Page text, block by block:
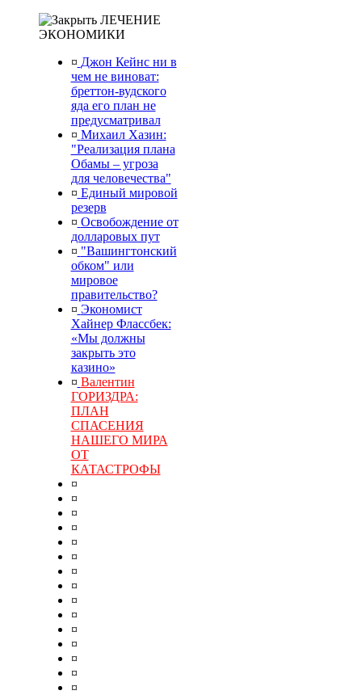
ЛЕЧЕНИЕ
ЭКОНОМИКИ
¤ Джон Кейнс ни в
чем не виноват:
бреттон-вудского
яда его план не
предусматривал
¤ Михаил Хазин:
"Реализация плана
Обамы – угроза
для человечества"
¤ Единый мировой
резерв
¤ Освобождение от
долларовых пут
¤ "Вашингтонский
обком" или
мировое
правительство?
¤ Экономист
Хайнер Флассбек:
«Мы должны
закрыть это
казино»
¤ Валентин
ГОРИЗДРА:
ПЛАН
СПАСЕНИЯ
НАШЕГО МИРА
ОТ
КАТАСТРОФЫ
¤
¤
¤
¤
¤
¤
¤
¤
¤
¤
¤
¤
¤
¤
¤